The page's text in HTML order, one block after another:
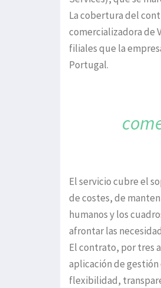
La cobertura del
comercializadora de
filiales que la
Portugal.
El servicio cubre el
de costes, de
humanos y los
afrontar las
El contrato, por tres
aplicación de
flexibilidad,